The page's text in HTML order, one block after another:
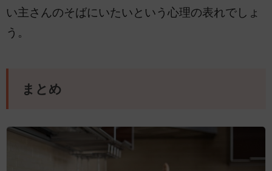
い主さんのそばにいたいという心理の表れでしょ
う。
まとめ